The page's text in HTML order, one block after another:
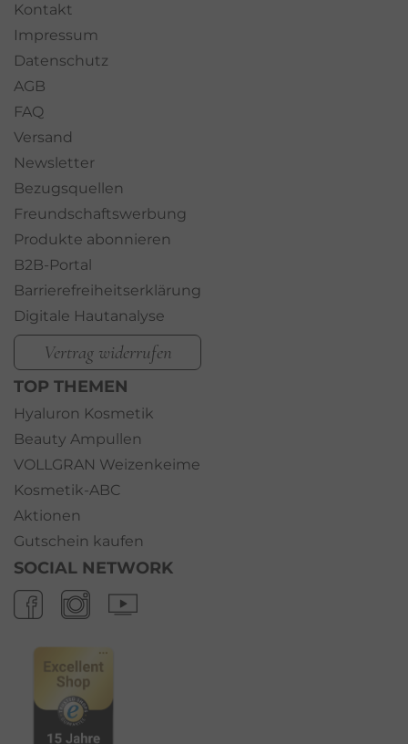
Kontakt
Impressum
Datenschutz
AGB
FAQ
Versand
Newsletter
Bezugsquellen
Freundschaftswerbung
Produkte abonnieren
B2B-Portal
Barrierefreiheitserklärung
Digitale Hautanalyse
Vertrag widerrufen
TOP THEMEN
Hyaluron Kosmetik
Beauty Ampullen
VOLLGRAN Weizenkeime
Kosmetik-ABC
Aktionen
Gutschein kaufen
SOCIAL NETWORK